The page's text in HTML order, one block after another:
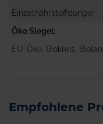
Einzelnährstoffdünger
Öko Siegel
EU-Öko, Biokreis,
Empfohlene